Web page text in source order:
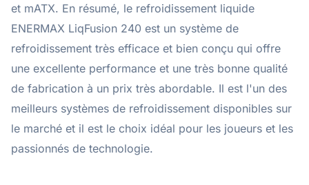
et mATX. En résumé, le refroidissement liquide
ENERMAX LiqFusion 240 est un système de
refroidissement très efficace et bien conçu qui offre
une excellente performance et une très bonne qualité
de fabrication à un prix très abordable. Il est l'un des
meilleurs systèmes de refroidissement disponibles sur
le marché et il est le choix idéal pour les joueurs et les
passionnés de technologie.